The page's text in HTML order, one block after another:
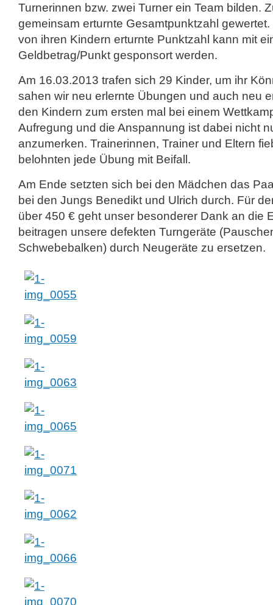
Turnerinnen bzw. zwei Turner ein Team bilden.
gemeinsam erturnte Gesamtpunktzahl
von ihren Kindern erturnte Punktzahl kann mit
Geldbetrag/Punkt gesponsort werden.
Am 16.03.2013 trafen sich 29 Kinder, um ihr
sahen wir neu erlernte Übungen und auch neu
den Kindern zum ersten mal bei einem
Aufregung und die Anspannung ist dabei nicht
anzumerken. Trainerinnen, Trainer und Eltern
belohnten jede Übung mit Beifall.
Am Ende setzten sich bei den Mädchen das
bei den Jungs Benedikt und Ulrich durch. Für
über 450 € geht unser besonderer Dank an die
beitragen unsere defekten Turngeräte
Schwebebalken) durch Neugeräte zu ersetzen.